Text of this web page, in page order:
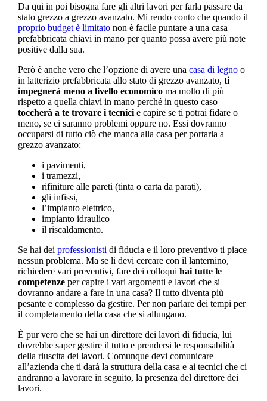
Da qui in poi bisogna fare gli altri lavori per farla passare da
stato grezzo a grezzo avanzato. Mi rendo conto che quando il
proprio budget è limitato non è facile puntare a una casa
prefabbricata chiavi in mano per quanto possa avere più note
positive dalla sua.
Però è anche vero che l’opzione di avere una casa di legno o
in latterizio prefabbricata allo stato di grezzo avanzato, ti
impegnerà meno a livello economico ma molto di più
rispetto a quella chiavi in mano perché in questo caso
toccherà a te trovare i tecnici e capire se ti potrai fidare o
meno, se ci saranno problemi oppure no. Essi dovranno
occuparsi di tutto ciò che manca alla casa per portarla a
grezzo avanzato:
i pavimenti,
i tramezzi,
rifiniture alle pareti (tinta o carta da parati),
gli infissi,
l’impianto elettrico,
impianto idraulico
il riscaldamento.
Se hai dei professionisti di fiducia e il loro preventivo ti piace
nessun problema. Ma se li devi cercare con il lanternino,
richiedere vari preventivi, fare dei colloqui hai tutte le
competenze per capire i vari argomenti e lavori che si
dovranno andare a fare in una casa? Il tutto diventa più
pesante e complesso da gestire. Per non parlare dei tempi per
il completamento della casa che si allungano.
È pur vero che se hai un direttore dei lavori di fiducia, lui
dovrebbe saper gestire il tutto e prendersi le responsabilità
della riuscita dei lavori. Comunque devi comunicare
all’azienda che ti darà la struttura della casa e ai tecnici che ci
andranno a lavorare in seguito, la presenza del direttore dei
lavori.